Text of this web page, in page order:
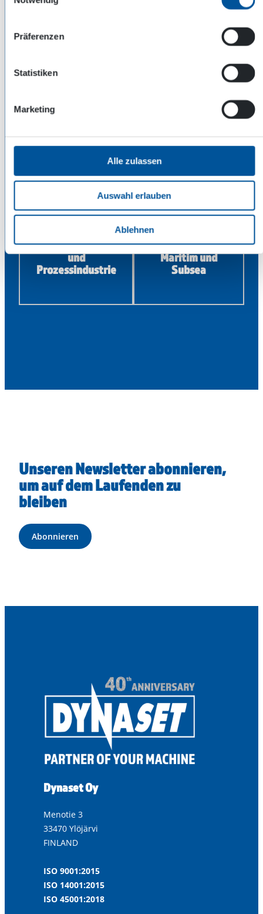
Präferenzen
Statistiken
Marketing
Alle zulassen
Auswahl erlauben
Ablehnen
Militärfahrzeuge
Spezialfahrzeuge
und
Prozessindustrie
Offshore,
Maritim und
Subsea
Unseren Newsletter abonnieren,
um auf dem Laufenden zu
bleiben
Abonnieren
Dynaset Oy
Menotie 3
33470 Ylöjärvi
FINLAND
ISO 9001:2015
ISO 14001:2015
ISO 45001:2018